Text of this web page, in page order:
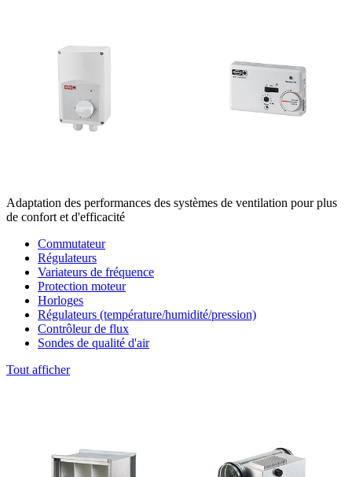
Adaptation des performances des systèmes de ventilation pour plus
de confort et d'efficacité
Commutateur
Régulateurs
Variateurs de fréquence
Protection moteur
Horloges
Régulateurs (température/humidité/pression)
Contrôleur de flux
Sondes de qualité d'air
Tout afficher